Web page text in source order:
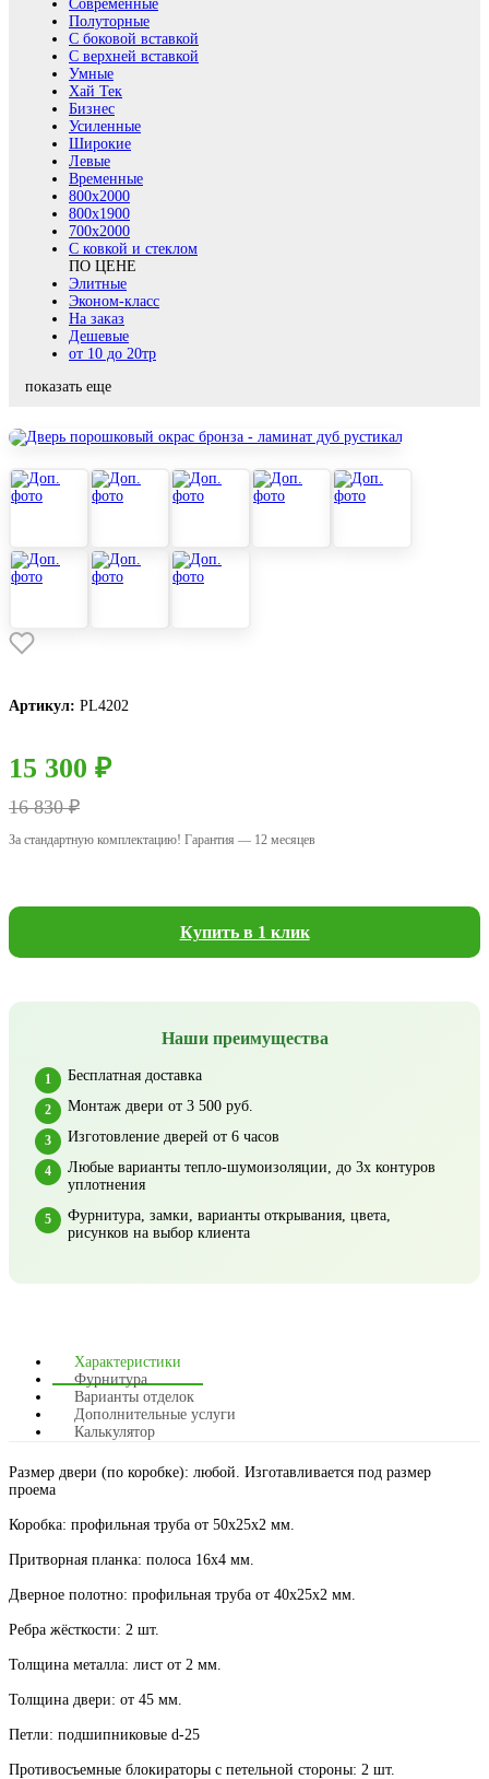
Современные
Полуторные
С боковой вставкой
С верхней вставкой
Умные
Хай Тек
Бизнес
Усиленные
Широкие
Левые
Временные
800х2000
800x1900
700x2000
С ковкой и стеклом
ПО ЦЕНЕ
Элитные
Эконом-класс
На заказ
Дешевые
от 10 до 20тр
показать еще
Артикул: РL4202
15 300 ₽
16 830 ₽
За стандартную комплектацию! Гарантия — 12 месяцев
Купить в 1 клик
Наши преимущества
Бесплатная доставка
Монтаж двери от 3 500 руб.
Изготовление дверей от 6 часов
Любые варианты тепло-шумоизоляции, до 3х контуров
уплотнения
Фурнитура, замки, варианты открывания, цвета,
рисунков на выбор клиента
Характеристики
Фурнитура
Варианты отделок
Дополнительные услуги
Калькулятор
Размер двери (по коробке): любой. Изготавливается под размер
проема
Коробка: профильная труба от 50х25х2 мм.
Притворная планка: полоса 16х4 мм.
Дверное полотно: профильная труба от 40х25х2 мм.
Ребра жёсткости: 2 шт.
Толщина металла: лист от 2 мм.
Толщина двери: от 45 мм.
Петли: подшипниковые d-25
Противосъемные блокираторы с петельной стороны: 2 шт.